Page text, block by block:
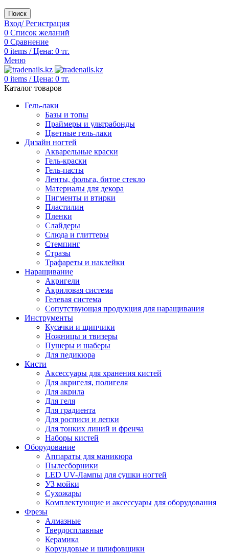
Поиск
Вход/ Регистрация
0 Список желаний
0 Сравнение
0 items / Цена: 0 тг.
Меню
0 items / Цена: 0 тг.
Каталог товаров
Гель-лаки
Базы и топы
Праймеры и ультрабонды
Цветные гель-лаки
Дизайн ногтей
Акварельные краски
Гель-краски
Гель-пасты
Ленты, фольга, битое стекло
Материалы для декора
Пигменты и втирки
Пластилин
Пленки
Слайдеры
Слюда и глиттеры
Стемпинг
Стразы
Трафареты и наклейки
Наращивание
Акригели
Акриловая система
Гелевая система
Сопутствующая продукция для наращивания
Инструменты
Кусачки и щипчики
Ножницы и твизеры
Пушеры и шаберы
Для педикюра
Кисти
Аксессуары для хранения кистей
Для акригеля, полигеля
Для акрила
Для геля
Для градиента
Для росписи и лепки
Для тонких линий и френча
Наборы кистей
Оборудование
Аппараты для маникюра
Пылесборники
LED UV-Лампы для сушки ногтей
УЗ мойки
Сухожары
Комплектующие и аксессуары для оборудования
Фрезы
Алмазные
Твердосплавные
Керамика
Корундовые и шлифовщики